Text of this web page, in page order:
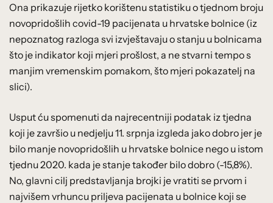
Ona prikazuje rijetko korištenu statistiku o tjednom broju
novopridošlih covid-19 pacijenata u hrvatske bolnice (iz
nepoznatog razloga svi izvještavaju o stanju u bolnicama
što je indikator koji mjeri prošlost, a ne stvarni tempo s
manjim vremenskim pomakom, što mjeri pokazatelj na
slici).
Usput ću spomenuti da najrecentniji podatak iz tjedna
koji je završio u nedjelju 11. srpnja izgleda jako dobro jer je
bilo manje novopridošlih u hrvatske bolnice nego u istom
tjednu 2020. kada je stanje također bilo dobro (-15,8%).
No, glavni cilj predstavljanja brojki je vratiti se prvom i
najvišem vrhuncu priljeva pacijenata u bolnice koji se